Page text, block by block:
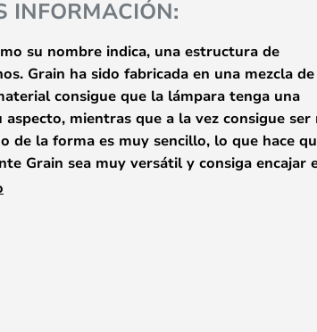
INFORMACIÓN:
su nombre indica, una estructura de
Grain ha sido fabricada en una mezcla
consigue que la lámpara tenga una
aspecto, mientras que a la vez consigue ser
de la forma es muy sencillo, lo que hace
Grain sea muy versátil y consiga encajar
hasta 10.000 horas. La bombilla LED, en
los recursos de energía.